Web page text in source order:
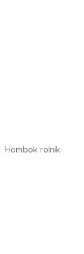
Hombok rolník